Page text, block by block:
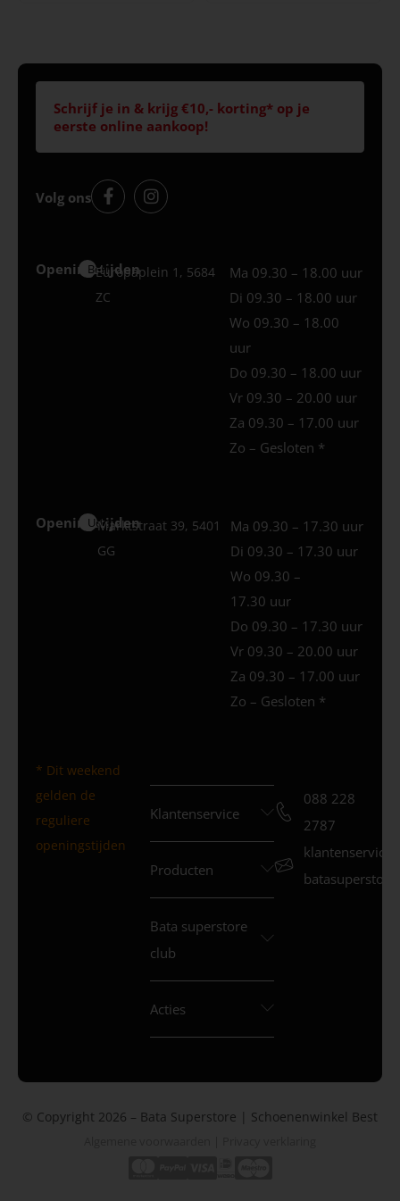
Schrijf je in & krijg €10,- korting* op je
eerste online aankoop!
Volg ons
Openingstijden
Best
Europaplein 1, 5684
ZC
Ma 09.30 – 18.00 uur
Di 09.30 – 18.00 uur
Wo 09.30 – 18.00
uur
Do 09.30 – 18.00 uur
Vr 09.30 – 20.00 uur
Za 09.30 – 17.00 uur
Zo – Gesloten *
Openingstijden
Uden
Marktstraat 39, 5401
GG
Ma 09.30 – 17.30 uur
Di 09.30 – 17.30 uur
Wo 09.30 –
17.30 uur
Do 09.30 – 17.30 uur
Vr 09.30 – 20.00 uur
Za 09.30 – 17.00 uur
Zo – Gesloten *
* Dit weekend
gelden de
reguliere
openingstijden
Klantenservice
Producten
Bata superstore
club
Acties
088 228
2787
© Copyright 2026 – Bata Superstore | Schoenenwinkel Best